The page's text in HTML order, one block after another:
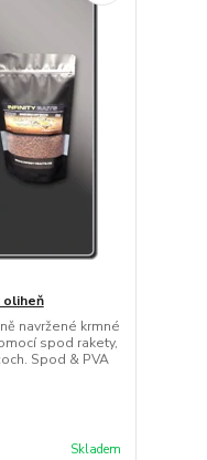
oliheň
navržené krmné
spod rakety,
Spod & PVA
Skladem